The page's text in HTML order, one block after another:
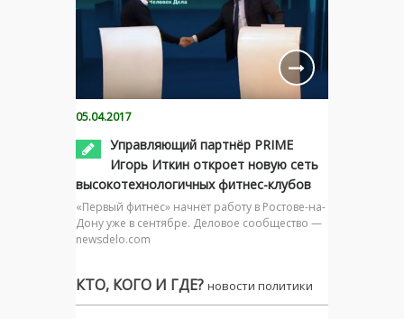
05.04.2017
Управляющий партнёр PRIME
Игорь Иткин откроет новую сеть
высокотехнологичных фитнес-клубов
«Первый фитнес» начнет работу в Ростове-на-
Дону уже в сентябре. Деловое сообщество —
newsdelo.com
КТО, КОГО И ГДЕ? новости политики